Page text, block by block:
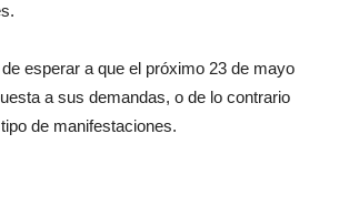
esperar a que el próximo 23 de mayo
a sus demandas, o de lo contrario
de manifestaciones.